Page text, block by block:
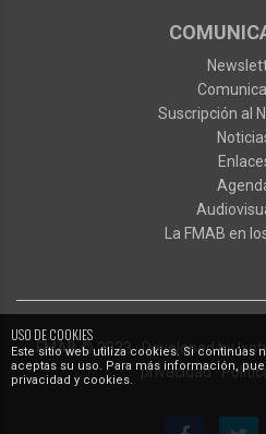
USO DE COOKIES
Este sitio web utiliza cookies. Si continúas
aceptas su uso. Para más información,
privacidad y cookies.
Suscripción al
La FMAB en
FMAB© 2023·Developed by
privacidad·